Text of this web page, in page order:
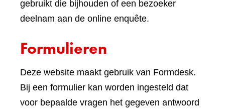
gebruikt die bijhouden of een bezoeker
deelnam aan de online enquête.
Formulieren
Deze website maakt gebruik van Formdesk.
Bij een formulier kan worden ingesteld dat
voor bepaalde vragen het gegeven antwoord